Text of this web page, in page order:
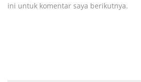
ini untuk komentar saya berikutnya.